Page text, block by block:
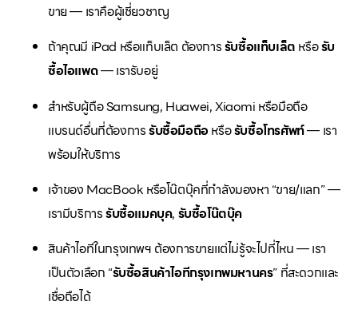
ขาย — เราคือผู้เชี่ยวชาญ
ถ้าคุณมี iPad หรือแท็บเล็ต ต้องการรับซื้อแท็บเล็ต หรือรับ
ซื้อไอแพด— เรารับอยู่
สำหรับผู้ถือ Samsung, Huawei, Xiaomi หรือมือถือ
แบรนด์อื่นที่ต้องการรับซื้อมือถือหรือรับซื้อโทรศัพท์— เรา
พร้อมให้บริการ
เจ้าของ MacBook หรือโน๊ตบุ๊คที่กำลังมองหา “ขาย/แลก” —
เรามีบริการรับซื้อแมคบุค, รับซื้อโน๊ตบุ๊ค
สินค้าไอทีในกรุงเทพฯ ต้องการขายแต่ไม่รู้จะไปที่ไหน — เรา
เป็นตัวเลือก “รับซื้อสินค้าไอทีกรุงเทพมหานคร” ที่สะดวกและ
เชื่อถือได้